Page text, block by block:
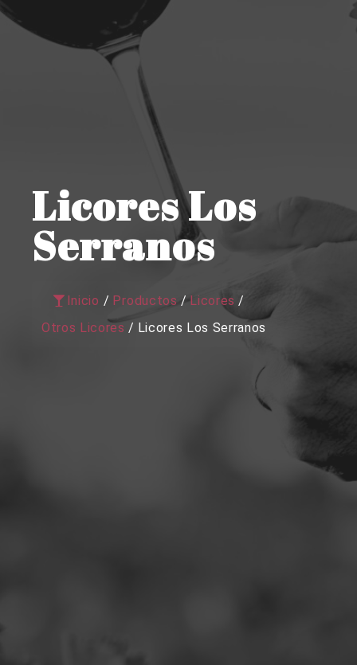
Licores Los
Serranos
Inicio / Productos / Licores /
Otros Licores / Licores Los Serranos